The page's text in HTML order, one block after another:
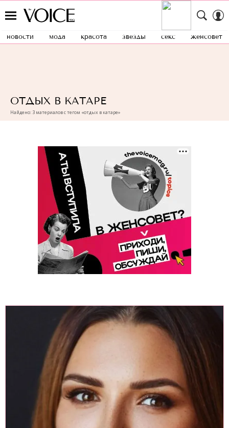
новости мода красота звезды секс женсовет
ОТДЫХ В КАТАРЕ
Найдено: 3 материалов с тегом «отдых в катаре»